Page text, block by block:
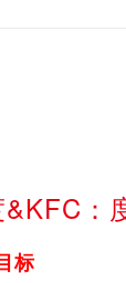
：
标